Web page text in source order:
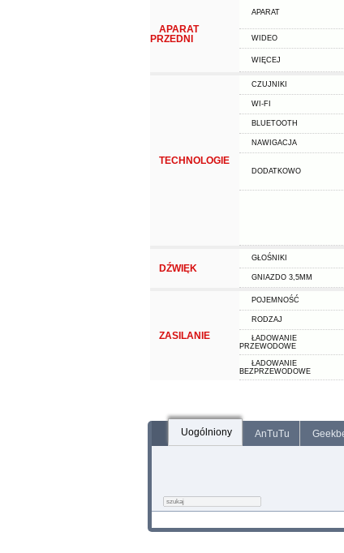
APARAT
PRZEDNI
APARAT
WIDEO
WIĘCEJ
TECHNOLOGIE
CZUJNIKI
WI-FI
BLUETOOTH
NAWIGACJA
DODATKOWO
DŹWIĘK
GŁOŚNIKI
GNIAZDO 3,5MM
ZASILANIE
POJEMNOŚĆ
RODZAJ
ŁADOWANIE
PRZEWODOWE
ŁADOWANIE
BEZPRZEWODOWE
Uogólniony AnTuTu